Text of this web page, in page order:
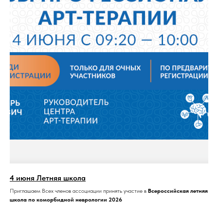
4 июня Летняя школа
Приглашаем Всех членов ассоциации принять участие в Всероссийская летняя
школа по коморбидной неврологии 2026